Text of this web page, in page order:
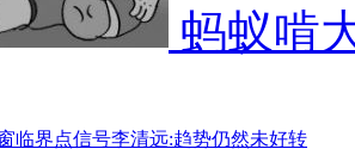
蚂蚁啃
临界点信号李清远:趋势仍然未好转